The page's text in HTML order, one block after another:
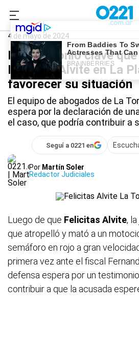
0221.com.ar
La Plata
4 de mayo de 2024
El testimonio clave
Felicitas Alvite en La
favorecer su situación
El equipo de abogados de La
espera por la declaración de
el caso, que podría contribuir a
Seguí a 0221 en
Por Martín Soler
Redactor Judiciales
Luego de que Felicitas Alvite,
que atropelló y mató a un
semáforo en rojo a gran
primera vez ante el fiscal
defensa espera por un
contribuir a que la acusada